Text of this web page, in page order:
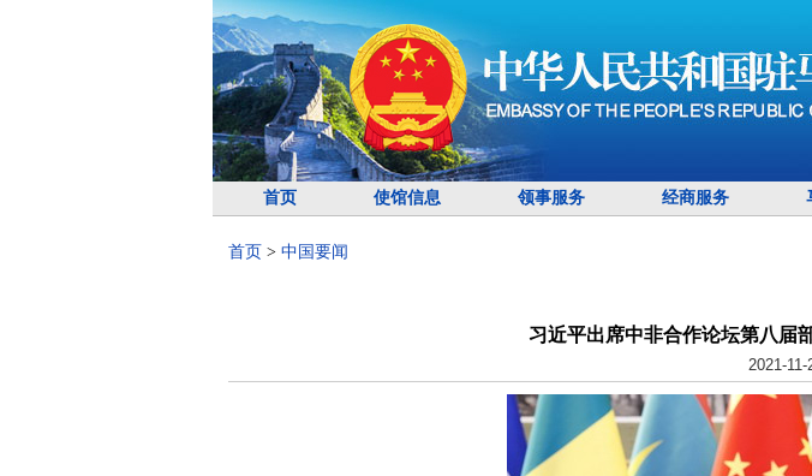
首页 使馆信息 领事服务 经商服务
首页 > 中国要闻
习近平出席中非合作论坛第八届
2021-